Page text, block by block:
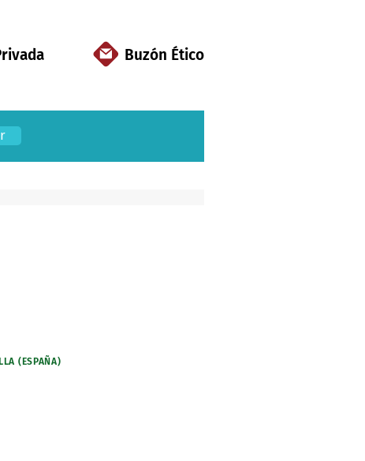
Buzón Ético
(ESPAÑA)